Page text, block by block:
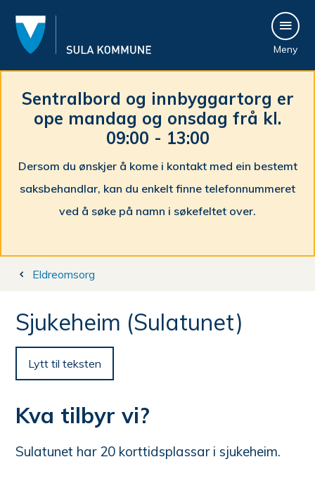
u
l
a
k
o
m
m
n
Meny
Sentralbord og innbyggartorg er
ope mandag og onsdag frå kl.
09:00 - 13:00
Dersom du ønskjer å kome i kontakt med ein bestemt
saksbehandlar, kan du enkelt finne telefonnummeret
ved å søke på namn i søkefeltet over.
Du
her:
Eldreomsorg
Sjukeheim (Sulatunet)
Lytt til teksten
Kva tilbyr vi?
Sulatunet har 20 korttidsplassar i sjukeheim.